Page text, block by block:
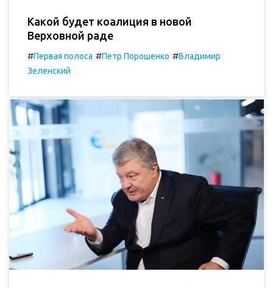
Какой будет коалиция в новой
Верховной раде
#Первая полоса #Петр Порошенко #Владимир
Зеленский